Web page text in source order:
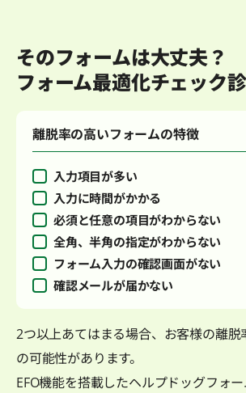
そのフォームは大丈夫？
フォーム最適化チェック
離脱率の高いフォームの特徴
入力項目が多い
入力に時間がかかる
必須と任意の項目がわからない
全角、半角の指定がわからない
フォーム入力の確認画面がない
確認メールが届かない
2つ以上あてはまる場合、お客様の離脱
の可能性があります。
EFO機能を搭載したヘルプドッグフォ